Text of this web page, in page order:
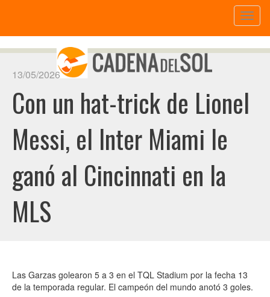
13/05/2026
Con un hat-trick de Lionel
Messi, el Inter Miami le
ganó al Cincinnati en la
MLS
Las Garzas golearon 5 a 3 en el TQL Stadium por la fecha 13
de la temporada regular. El campeón del mundo anotó 3 goles.